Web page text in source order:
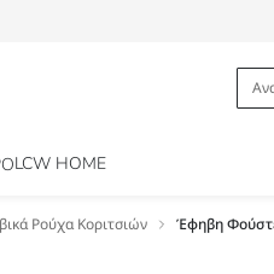
LCW HOME
Ρούχα Κοριτσιών Έφηβη